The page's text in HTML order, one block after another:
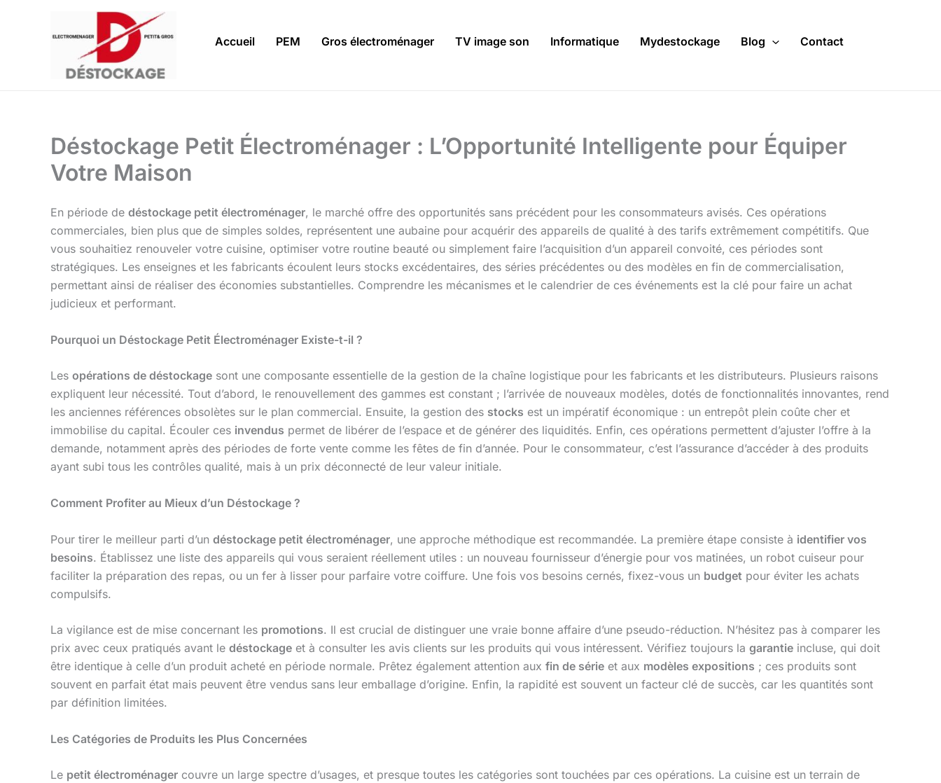
Accueil PEM Gros électroménager TV image son Informatique Mydestockage Blog Contact
Déstockage Petit Électroménager : L’Opportunité Intelligente pour Équiper
Votre Maison
En période de déstockage petit électroménager, le marché offre des opportunités sans précédent pour les consommateurs avisés. Ces opérations
commerciales, bien plus que de simples soldes, représentent une aubaine pour acquérir des appareils de qualité à des tarifs extrêmement compétitifs. Que
vous souhaitiez renouveler votre cuisine, optimiser votre routine beauté ou simplement faire l’acquisition d’un appareil convoité, ces périodes sont
stratégiques. Les enseignes et les fabricants écoulent leurs stocks excédentaires, des séries précédentes ou des modèles en fin de commercialisation,
permettant ainsi de réaliser des économies substantielles. Comprendre les mécanismes et le calendrier de ces événements est la clé pour faire un achat
judicieux et performant.
Pourquoi un Déstockage Petit Électroménager Existe-t-il ?
Les opérations de déstockage sont une composante essentielle de la gestion de la chaîne logistique pour les fabricants et les distributeurs. Plusieurs raisons
expliquent leur nécessité. Tout d’abord, le renouvellement des gammes est constant ; l’arrivée de nouveaux modèles, dotés de fonctionnalités innovantes, rend
les anciennes références obsolètes sur le plan commercial. Ensuite, la gestion des stocks est un impératif économique : un entrepôt plein coûte cher et
immobilise du capital. Écouler ces invendus permet de libérer de l’espace et de générer des liquidités. Enfin, ces opérations permettent d’ajuster l’offre à la
demande, notamment après des périodes de forte vente comme les fêtes de fin d’année. Pour le consommateur, c’est l’assurance d’accéder à des produits
ayant subi tous les contrôles qualité, mais à un prix déconnecté de leur valeur initiale.
Comment Profiter au Mieux d’un Déstockage ?
Pour tirer le meilleur parti d’un déstockage petit électroménager, une approche méthodique est recommandée. La première étape consiste à identifier vos
besoins. Établissez une liste des appareils qui vous seraient réellement utiles : un nouveau fournisseur d’énergie pour vos matinées, un robot cuiseur pour
faciliter la préparation des repas, ou un fer à lisser pour parfaire votre coiffure. Une fois vos besoins cernés, fixez-vous un budget pour éviter les achats
compulsifs.
La vigilance est de mise concernant les promotions. Il est crucial de distinguer une vraie bonne affaire d’une pseudo-réduction. N’hésitez pas à comparer les
prix avec ceux pratiqués avant le déstockage et à consulter les avis clients sur les produits qui vous intéressent. Vérifiez toujours la garantie incluse, qui doit
être identique à celle d’un produit acheté en période normale. Prêtez également attention aux fin de série et aux modèles expositions ; ces produits sont
souvent en parfait état mais peuvent être vendus sans leur emballage d’origine. Enfin, la rapidité est souvent un facteur clé de succès, car les quantités sont
par définition limitées.
Les Catégories de Produits les Plus Concernées
Le petit électroménager couvre un large spectre d’usages, et presque toutes les catégories sont touchées par ces opérations. La cuisine est un terrain de